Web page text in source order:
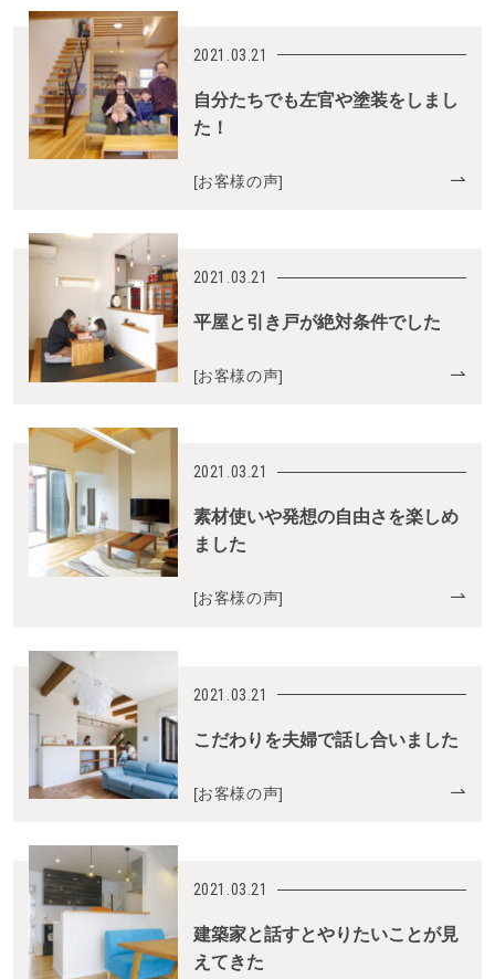
2021.03.21
自分たちでも左官や塗装をしまし
た！
[お客様の声]
2021.03.21
平屋と引き戸が絶対条件でした
[お客様の声]
2021.03.21
素材使いや発想の自由さを楽しめ
ました
[お客様の声]
2021.03.21
こだわりを夫婦で話し合いました
[お客様の声]
2021.03.21
建築家と話すとやりたいことが見
えてきた